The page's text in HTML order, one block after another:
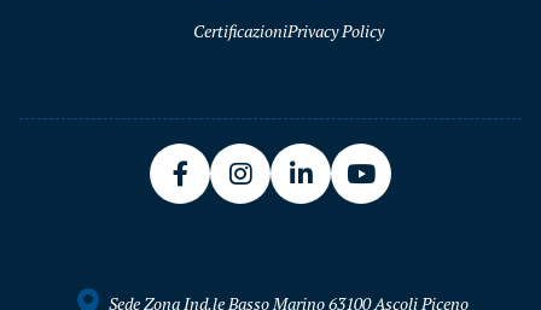
CertificazioniPrivacy Policy
Sede Zona Ind.le Basso Marino 63100 Ascoli Piceno